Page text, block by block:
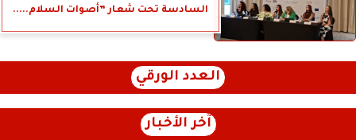
السادسة تحت شعار ”أصوات السلام.....
العدد الورقي
آخر الأخبار